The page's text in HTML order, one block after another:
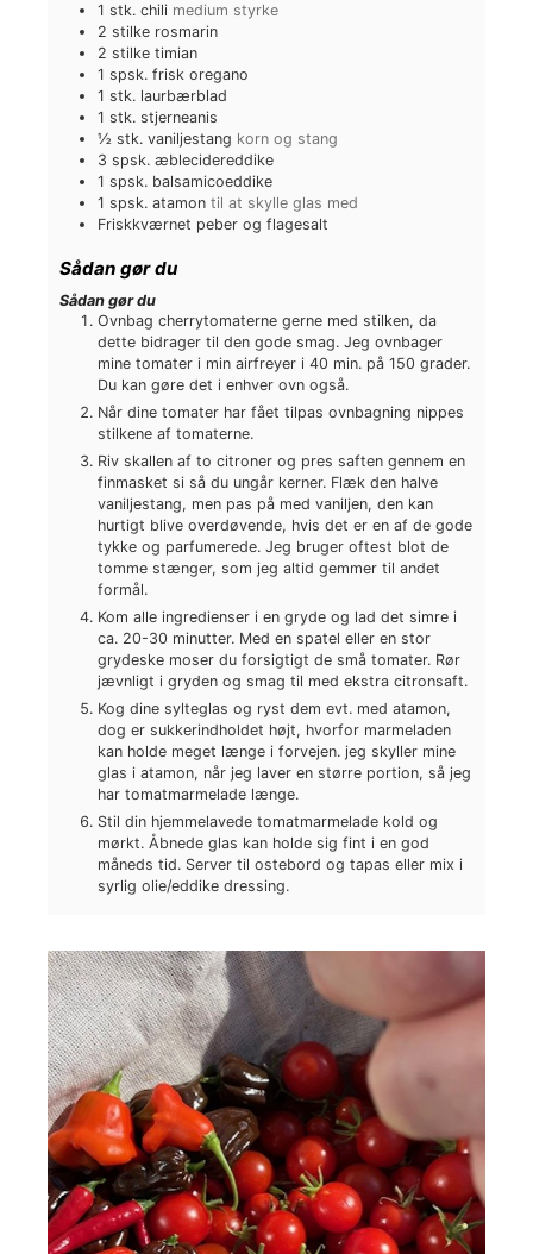
1 stk. chili medium styrke
2 stilke rosmarin
2 stilke timian
1 spsk. frisk oregano
1 stk. laurbærblad
1 stk. stjerneanis
½ stk. vaniljestang korn og stang
3 spsk. æblecidereddike
1 spsk. balsamicoeddike
1 spsk. atamon til at skylle glas med
Friskkværnet peber og flagesalt
Sådan gør du
Sådan gør du
Ovnbag cherrytomaterne gerne med stilken, da
dette bidrager til den gode smag. Jeg ovnbager
mine tomater i min airfreyer i 40 min. på 150 grader.
Du kan gøre det i enhver ovn også.
Når dine tomater har fået tilpas ovnbagning nippes
stilkene af tomaterne.
Riv skallen af to citroner og pres saften gennem en
finmasket si så du ungår kerner. Flæk den halve
vaniljestang, men pas på med vaniljen, den kan
hurtigt blive overdøvende, hvis det er en af de gode
tykke og parfumerede. Jeg bruger oftest blot de
tomme stænger, som jeg altid gemmer til andet
formål.
Kom alle ingredienser i en gryde og lad det simre i
ca. 20-30 minutter. Med en spatel eller en stor
grydeske moser du forsigtigt de små tomater. Rør
jævnligt i gryden og smag til med ekstra citronsaft.
Kog dine sylteglas og ryst dem evt. med atamon,
dog er sukkerindholdet højt, hvorfor marmeladen
kan holde meget længe i forvejen. jeg skyller mine
glas i atamon, når jeg laver en større portion, så jeg
har tomatmarmelade længe.
Stil din hjemmelavede tomatmarmelade kold og
mørkt. Åbnede glas kan holde sig fint i en god
måneds tid. Server til ostebord og tapas eller mix i
syrlig olie/eddike dressing.